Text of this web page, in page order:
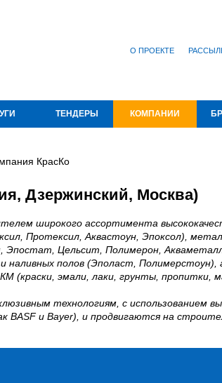
О ПРОЕКТЕ
ТЕНДЕРЫ КОМПАНИИ
КрасКо
Дзержинский, Москва)
широкого ассортимента
Протексил, Аквастоун, Эпоксол),
Цельсит, Полимерон,
наливных полов (Эполаст,
(краски, эмали, лаки, грунты, пропитки,
технологиям, с использованием
BASF и Bayer), и продвигаются на